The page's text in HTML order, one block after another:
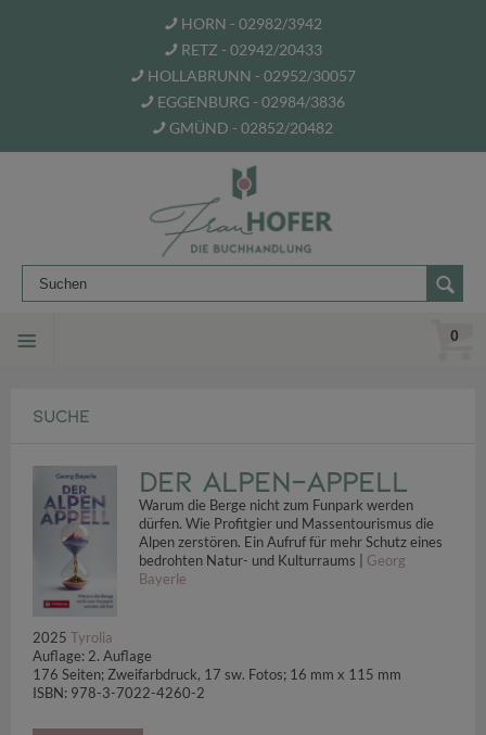
HORN - 02982/3942
RETZ - 02942/20433
HOLLABRUNN - 02952/30057
EGGENBURG - 02984/3836
GMÜND - 02852/20482
0
SUCHE
Der Alpen-Appell
Warum die Berge nicht zum Funpark werden
dürfen. Wie Profitgier und Massentourismus die
Alpen zerstören. Ein Aufruf für mehr Schutz eines
bedrohten Natur- und Kulturraums | Georg
Bayerle
2025 Tyrolia
Auflage: 2. Auflage
176 Seiten; Zweifarbdruck, 17 sw. Fotos; 16 mm x 115 mm
ISBN: 978-3-7022-4260-2